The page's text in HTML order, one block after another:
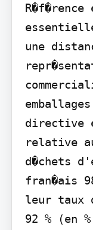
une
directive
relative
d�chets
fran�ais
leur taux
92 % (en